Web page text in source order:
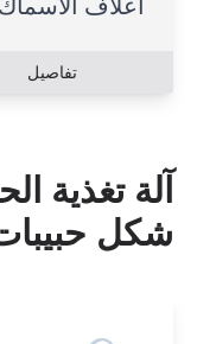
تفاصيل
آلة تغذية
شكل